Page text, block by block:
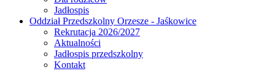
Jadłospis
Oddział Przedszkolny Orzesze - Jaśkowice
Rekrutacja 2026/2027
Aktualności
Jadłospis przedszkolny
Kontakt